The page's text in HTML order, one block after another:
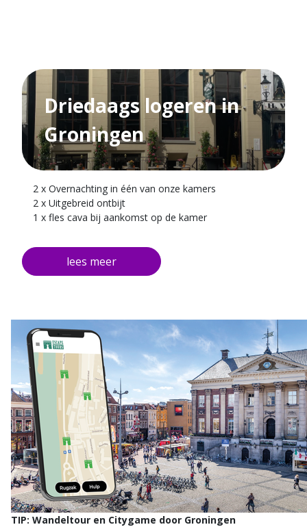
Driedaags logeren in
Groningen
2 x Overnachting in één van onze kamers
2 x Uitgebreid ontbijt
1 x fles cava bij aankomst op de kamer
TIP: Wandeltour en Citygame door Groningen